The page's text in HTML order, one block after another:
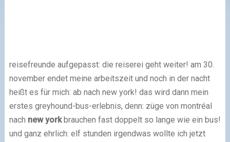
reisefreunde aufgepasst: die reiserei geht weiter! am 30.
november endet meine arbeitszeit und noch in der nacht
heißt es für mich: ab nach new york! das wird dann mein
erstes greyhound-bus-erlebnis, denn: züge von montréal
nach new yorkbrauchen fast doppelt so lange wie ein bus!
und ganz ehrlich: elf stunden irgendwas wollte ich jetzt